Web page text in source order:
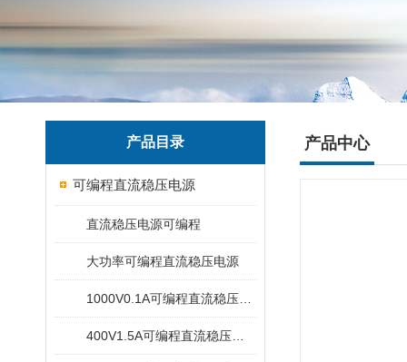
产品目录
可编程直流稳压电源
直流稳压电源可编程
大功率可编程直流稳压电源
产品中心